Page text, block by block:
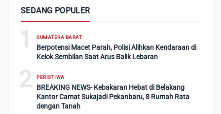
SEDANG POPULER
1 SUMATERA BARAT
Berpotensi Macet Parah, Polisi Alihkan Kendaraan di
Kelok Sembilan Saat Arus Balik Lebaran
2 PERISTIWA
BREAKING NEWS- Kebakaran Hebat di Belakang
Kantor Camat Sukajadi Pekanbaru, 8 Rumah Rata
dengan Tanah